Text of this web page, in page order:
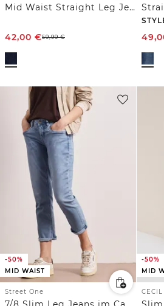
Mid Waist Straight Leg Jeans im Casual Fit
42,00 €59,99€
-50%
MID WAIST
Street One
-50%
MID
CECIL